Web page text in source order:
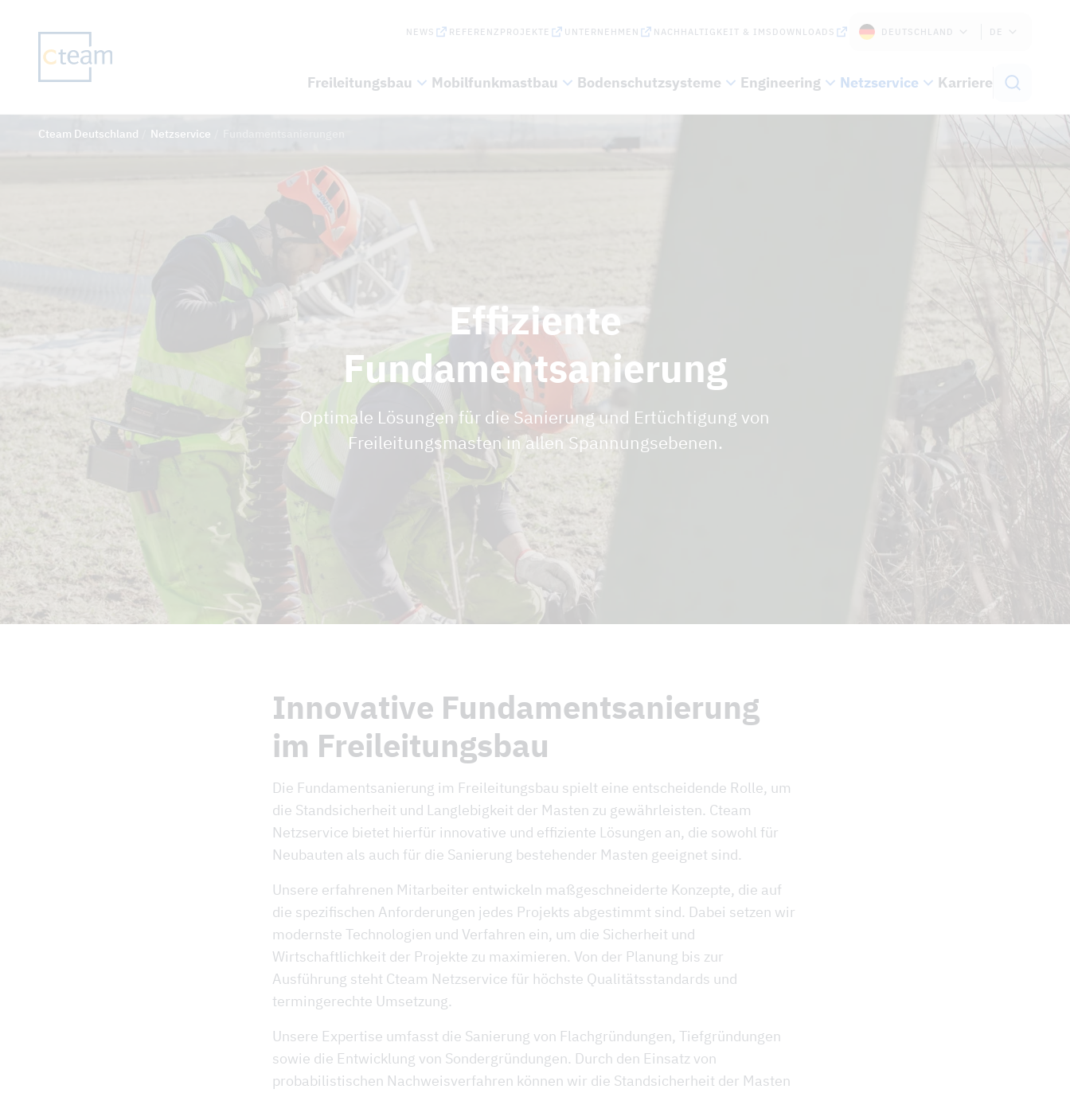
Freileitungsbau Mobilfunkmastbau Bodenschutzsysteme Engineering Netzservice Karriere
NEWS REFERENZPROJEKTE UNTERNEHMEN NACHHALTIGKEIT & IMS DOWNLOADS DEUTSCHLAND DE
Cteam Deutschland Netzservice
Effiziente
Fundamentsanierung
Optimale Lösungen für die Sanierung und Ertüchtigung von
Freileitungsmasten in allen Spannungsebenen.
Innovative Fundamentsanierung
im Freileitungsbau
Die Fundamentsanierung im Freileitungsbau spielt eine entscheidende Rolle, um
die Standsicherheit und Langlebigkeit der Masten zu gewährleisten. Cteam
Netzservice bietet hierfür innovative und effiziente Lösungen an, die sowohl für
Neubauten als auch für die Sanierung bestehender Masten geeignet sind.
Unsere erfahrenen Mitarbeiter entwickeln maßgeschneiderte Konzepte, die auf
die spezifischen Anforderungen jedes Projekts abgestimmt sind. Dabei setzen wir
modernste Technologien und Verfahren ein, um die Sicherheit und
Wirtschaftlichkeit der Projekte zu maximieren. Von der Planung bis zur
Ausführung steht Cteam Netzservice für höchste Qualitätsstandards und
termingerechte Umsetzung.
Unsere Expertise umfasst die Sanierung von Flachgründungen, Tiefgründungen
sowie die Entwicklung von Sondergründungen. Durch den Einsatz von
probabilistischen Nachweisverfahren können wir die Standsicherheit der Masten